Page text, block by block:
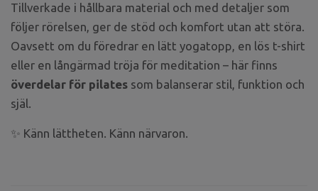
Tillverkade i hållbara material och med detaljer som
följer rörelsen, ger de stöd och komfort utan att störa.
Oavsett om du föredrar en lätt yogatopp, en lös t-shirt
eller en långärmad tröja för meditation – här finns
överdelar för pilates som balanserar stil, funktion och
själ.
✨ Känn lättheten. Känn närvaron.